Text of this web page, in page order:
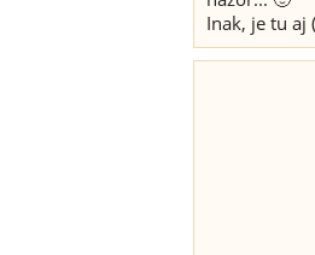
Inak, je tu aj